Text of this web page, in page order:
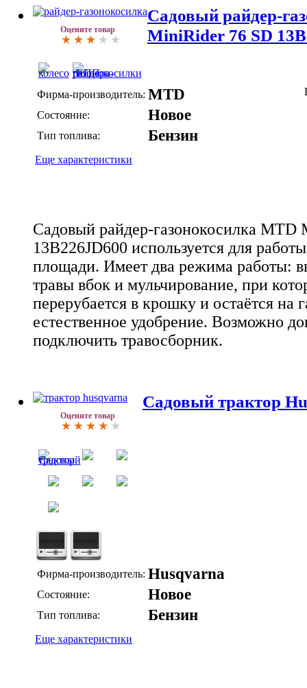
Оцените товар
Садовый райдер-
MiniRider 76 SD
Фирма-производитель: MTD
Состояние: Новое
Тип топлива: Бензин
Еще характеристики
Садовый райдер-газонокосилка MTD
13B226JD600 используется для
площади. Имеет два режима работы:
травы вбок и мульчирование, при
перерубается в крошку и остаётся на
естественное удобрение. Возможно
подключить травосборник.
Оцените товар
Садовый трактор
Фирма-производитель: Husqvarna
Состояние: Новое
Тип топлива: Бензин
Еще характеристики